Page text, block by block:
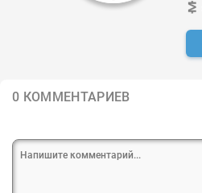
0 КОММЕНТАРИЕВ